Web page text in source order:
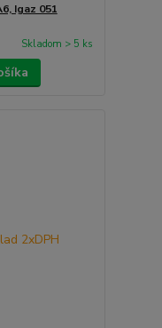
Igaz 051
Skladom > 5 ks